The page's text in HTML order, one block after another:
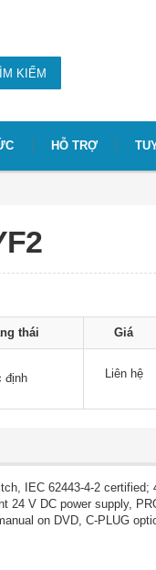
KIẾM
HỖ TRỢ
thái Giá
định Liên hệ
IEC 62443-4-2
24 V DC power supply,
on DVD, C-PLUG